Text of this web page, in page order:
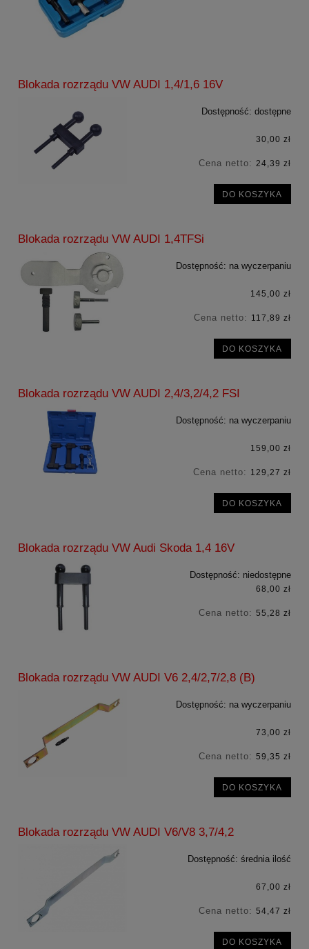
Blokada rozrządu VW AUDI 1,4/1,6 16V
Dostępność: dostępne
30,00 zł
Cena netto: 24,39 zł
DO KOSZYKA
Blokada rozrządu VW AUDI 1,4TFSi
Dostępność: na wyczerpaniu
145,00 zł
Cena netto: 117,89 zł
DO KOSZYKA
Blokada rozrządu VW AUDI 2,4/3,2/4,2 FSI
Dostępność: na wyczerpaniu
159,00 zł
Cena netto: 129,27 zł
DO KOSZYKA
Blokada rozrządu VW Audi Skoda 1,4 16V
Dostępność: niedostępne
68,00 zł
Cena netto: 55,28 zł
Blokada rozrządu VW AUDI V6 2,4/2,7/2,8 (B)
Dostępność: na wyczerpaniu
73,00 zł
Cena netto: 59,35 zł
DO KOSZYKA
Blokada rozrządu VW AUDI V6/V8 3,7/4,2
Dostępność: średnia ilość
67,00 zł
Cena netto: 54,47 zł
DO KOSZYKA